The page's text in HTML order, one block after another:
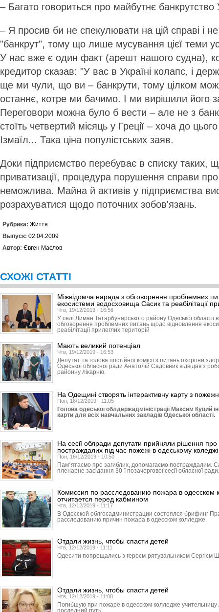
– Багато говориться про майбутнє
– Я просив би не спекулювати на цій справі і
"банкрут", тому що лише мусування цієї теми
У нас вже є один факт (арешт нашого судна),
кредитор сказав: "У вас в Україні колапс, і
ще ми чули, що ви – банкрути, тому цілком
останнє, котре ми бачимо. І ми вирішили його
Переговори можна було б вести – але не з
стоїть четвертий місяць у Греції – хоча до
Ізмаїл... Така ціна популістських заяв.
Доки підприємство перебуває в списку таких,
приватизації, процедура порушення справи про
неможлива. Майна й активів у підприємства
розрахуватися щодо поточних зобов'язань.
Рубрика: Життя
Выпуск: 02.04.2009
Автор: Євген Маслов
СХОЖІ СТАТТІ
Міжвідомча нарада з обговорення проблемних
екосистеми водосховища Сасик та реабілітації
Чтв, 19/12/2019 - 16:56
У селі Лиман Татарбунарського району Одеської області
обговорення проблемних питань щодо відновлення
реабілітації прилеглих територій
Мають великий потенціал
Чтв, 19/12/2019 - 16:53
Депутат та голова постійної комісії з питань охорони
Одеської обласної ради Анатолій Садовник відвідав з
районну лікарню.
На Одещині створять інтерактивну карту з
Пон, 16/12/2019 - 11:05
Голова одеської облдержадміністрації Максим Куций
карти для всіх навчальних закладів Одеської області.
На сесії облради депутати прийняли рішення про
постраждалих під час пожежі в одеському коледжі
Пон, 16/12/2019 - 10:50
Пам՚ятаємо про загиблих, допомагаємо постраждалим.
пленарне засідання 30-ї позачергової сесії обласної ради.
Комиссия по расследованию пожара в одесском
отчитается перед кабмином
Чтв, 12/12/2019 - 11:17
В Одесской облгосадми­нист­рации состоялся брифинг
расследованию причин пожара в одесском колледже.
Отдали жизнь, чтобы спасти детей
Чтв, 12/12/2019 - 11:11
Одесити попрощались з героєм-рятувальником Сергієм
Отдали жизнь, чтобы спасти детей
Чтв, 12/12/2019 - 11:08
Погибшую при пожаре в одесском колледже
последний путь.